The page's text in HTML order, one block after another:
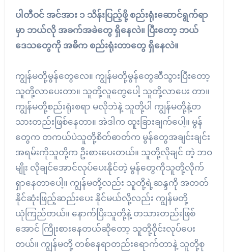
ပါတီဝင် အင်အား ၁ သိန်းပြည့်ဖို့ စည်းရုံးဆောင်ရွက်ရာ
မှာ ဘယ်လို အခက်အခဲတွေ ရှိနေလဲ။ ပြီးတော့ ဘယ်
ဒေသတွေကို အဓိက စည်းရုံးတာတွေ ရှိနေလဲ။
ကျွန်မတို့မွန်တွေလေ။ ကျွန်မတို့မွန်တွေဆီသွားပြီးတော့
သူတို့လာပေးတာ။ သူတို့လူတွေပေါ့ သူတို့လာပေး တာ။
ကျွန်မတို့စည်းရုံးစရာ မလိုဘဲနဲ့ သူတို့ပါ ကျွန်မတို့နဲ့တ
သားတည်းဖြစ်နေတာ။ အဲဒါက ထူးခြားချက်ပေါ့။ မွန်
တွေက တကယ်ပဲသူတို့စိတ်ဓာတ်က မွန်တွေအချင်းချင်း
အရမ်းကိုသူတို့က ဦးစားပေးတယ်။ သူတို့လိုချင် တဲ့ ဘဝ
မျိုး လိုချင်အောင်လုပ်ပေးနိုင်တဲ့ မွန်တွေကိုသူတို့လိုက်
ရှာနေတာပေါ့။ ကျွန်မတို့လည်း သူတို့ရဲ့ဆန္ဒကို အတတ်
နိုင်ဆုံးဖြည့်ဆည်းပေး နိုင်မယ်လို့လည်း ကျွန်မတို့
ယုံကြည်တယ်။ နောက်ပြီးသူတို့နဲ့ တသားတည်းဖြစ်
အောင် ကြိုးစားနေတယ်ဆိုတော့ သူတို့ဝိုင်းလုပ်ပေး
တယ်။ ကျွန်မတို့ တစ်နေရာတည်းရောက်တာနဲ့ သူတို့စု